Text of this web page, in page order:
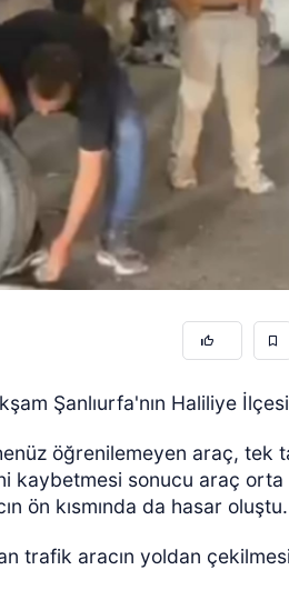
Şanlıurfa'nın Haliliye
öğrenilemeyen araç, tek
kaybetmesi sonucu araç orta
ön kısmında da hasar
trafik aracın yoldan